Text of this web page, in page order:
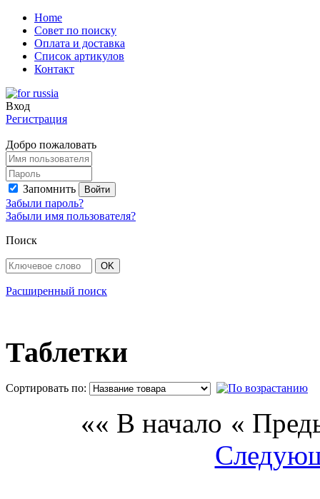
Home
Совет по поиску
Оплата и доставка
Список артикулов
Контакт
Вход
Регистрация
Добро пожаловать
Запомнить
Забыли пароль?
Забыли имя пользователя?
Поиск
Расширенный поиск
Таблетки
Сортировать по:
«« В начало «